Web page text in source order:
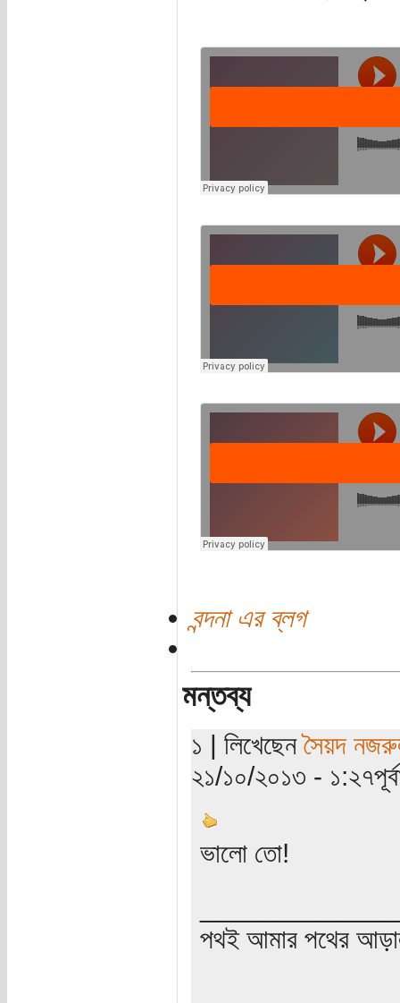
বন্দনা এর ব্লগ
মন্তব্য
১ | লিখেছেনসৈয়দ
২১/১০/২০১৩ -
ভালো তো!
পথই আমার পথের